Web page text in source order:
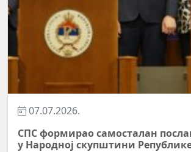
07.07.2026.
СПС формирао самосталан
у Народној скупштини